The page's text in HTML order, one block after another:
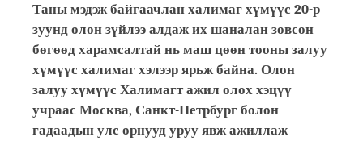
Таны мэдэж байгаачлан халимаг хүмүүс 20-р
зуунд олон зүйлээ алдаж их шаналан зовсон
бөгөөд харамсалтай нь маш цөөн тооны залуу
хүмүүс халимаг хэлээр ярьж байна. Олон
залуу хүмүүс Халимагт ажил олох хэцүү
учраас Москва, Санкт-Петрбург болон
гадаадын улс орнууд уруу явж ажиллаж